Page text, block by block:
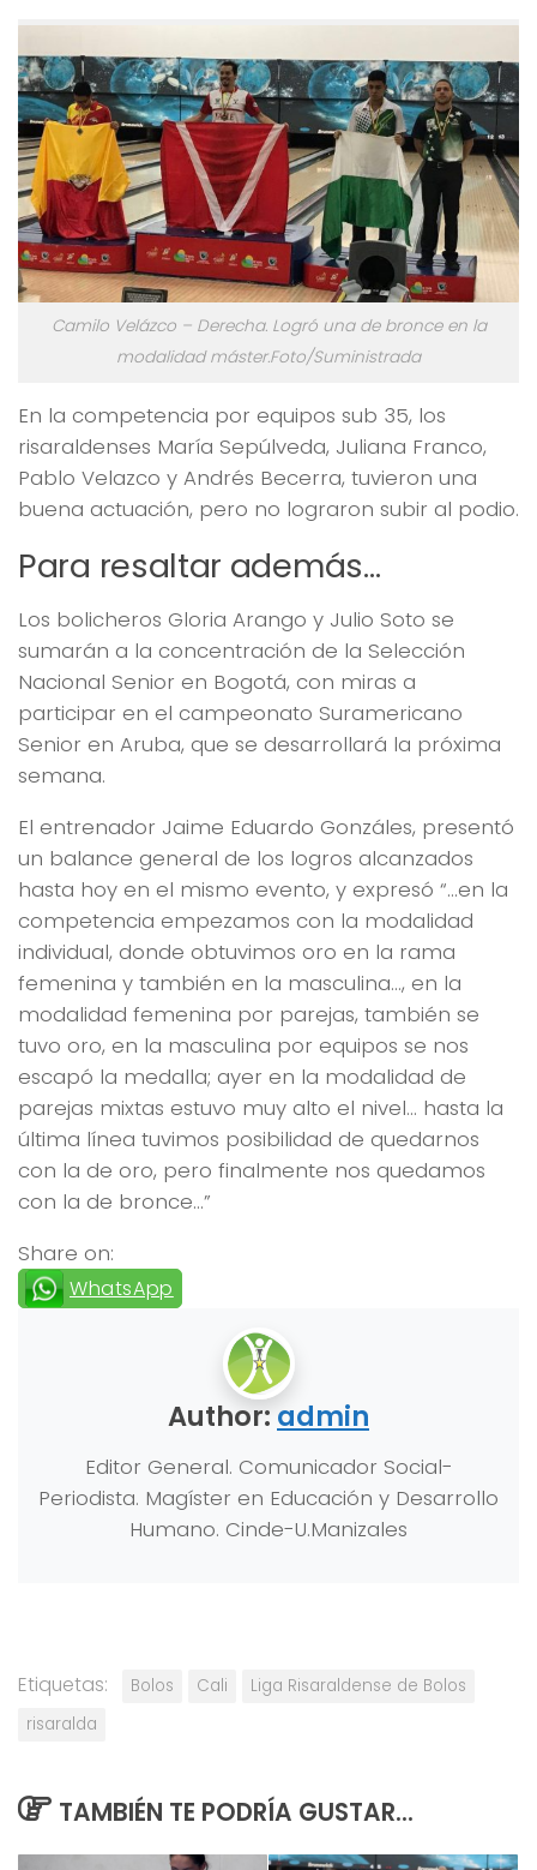
Camilo Velázco – Derecha. Logró una de bronce en la
modalidad máster.Foto/Suministrada
En la competencia por equipos sub 35, los
risaraldenses María Sepúlveda, Juliana Franco,
Pablo Velazco y Andrés Becerra, tuvieron una
buena actuación, pero no lograron subir al podio.
Para resaltar además…
Los bolicheros Gloria Arango y Julio Soto se
sumarán a la concentración de la Selección
Nacional Senior en Bogotá, con miras a
participar en el campeonato Suramericano
Senior en Aruba, que se desarrollará la próxima
semana.
El entrenador Jaime Eduardo Gonzáles, presentó
un balance general de los logros alcanzados
hasta hoy en el mismo evento, y expresó “…en la
competencia empezamos con la modalidad
individual, donde obtuvimos oro en la rama
femenina y también en la masculina…, en la
modalidad femenina por parejas, también se
tuvo oro, en la masculina por equipos se nos
escapó la medalla; ayer en la modalidad de
parejas mixtas estuvo muy alto el nivel… hasta la
última línea tuvimos posibilidad de quedarnos
con la de oro, pero finalmente nos quedamos
con la de bronce…”
Share on:
WhatsApp
Author:admin
Editor General. Comunicador Social-
Periodista. Magíster en Educación y Desarrollo
Humano. Cinde-U.Manizales
Etiquetas: Bolos Cali
Liga Risaraldense de Bolos
risaralda
TAMBIÉN TE PODRÍA GUSTAR...